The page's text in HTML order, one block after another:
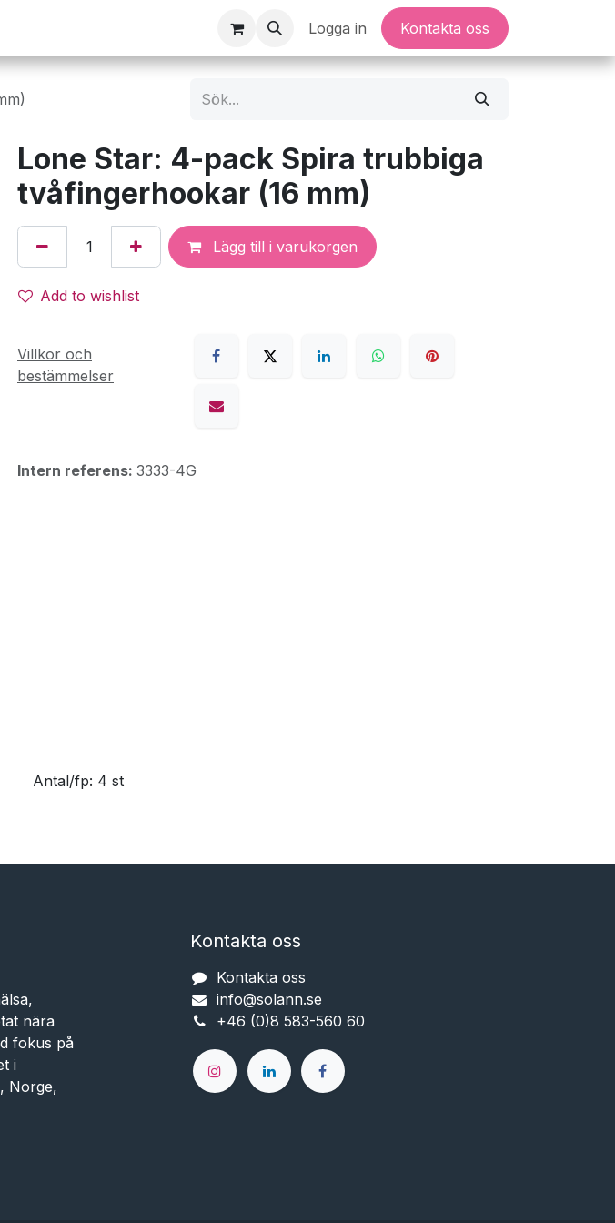
Logga in Kontakta oss
Lone Star: 4-pack Spira trubbiga
tvåfingerhookar (16 mm)
Lägg till i varukorgen
Add to wishlist
Villkor och
bestämmelser
Intern referens: 3333-4G
​Antal/fp: 4 st
nära
fokus på
i
Norge,
Kontakta oss
Kontakta oss
info@solann.se​​​​​​
+46 (0)8 583-560 60